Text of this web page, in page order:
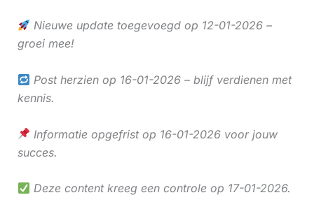
Nieuwe update toegevoegd op 12-01-2026 –
groei mee!
Post herzien op 16-01-2026 – blijf verdienen met
kennis.
Informatie opgefrist op 16-01-2026 voor jouw
succes.
Deze content kreeg een controle op 17-01-2026.